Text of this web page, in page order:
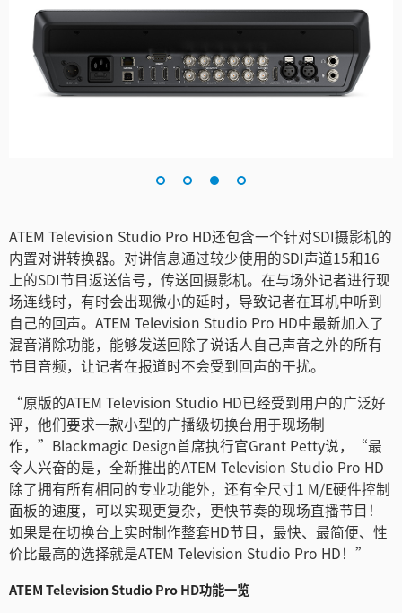
ATEM Television Studio Pro HD还包含一个针对SDI摄影机的
内置对讲转换器。对讲信息通过较少使用的SDI声道15和16
上的SDI节目返送信号，传送回摄影机。在与场外记者进行现
场连线时，有时会出现微小的延时，导致记者在耳机中听到
自己的回声。ATEM Television Studio Pro HD中最新加入了
混音消除功能，能够发送回除了说话人自己声音之外的所有
节目音频，让记者在报道时不会受到回声的干扰。
“原版的ATEM Television Studio HD已经受到用户的广泛好
评，他们要求一款小型的广播级切换台用于现场制
作，”Blackmagic Design首席执行官Grant Petty说，“最
令人兴奋的是，全新推出的ATEM Television Studio Pro HD
除了拥有所有相同的专业功能外，还有全尺寸1 M/E硬件控制
面板的速度，可以实现更复杂，更快节奏的现场直播节目！
如果是在切换台上实时制作整套HD节目，最快、最简便、性
价比最高的选择就是ATEM Television Studio Pro HD！”
ATEM Television Studio Pro HD功能一览